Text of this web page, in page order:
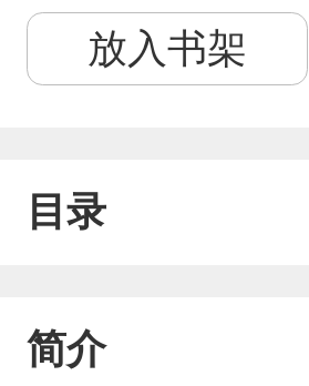
放入书架
目录
简介